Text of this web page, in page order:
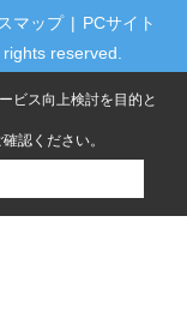
マップ
PCサイト
reserved.
ビス向上検討を目的と
認ください。